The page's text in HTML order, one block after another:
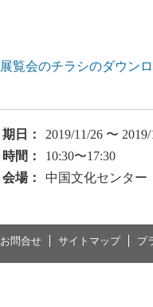
展覧会のチラシのダウン
期日：
2019/11/26 〜
時間：
10:30〜17:30
会場：
中国文化センター
お問合せ サイトマップ プ